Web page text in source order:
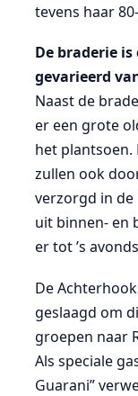
tevens haar
De braderie
gevarieerd
Naast de
er een grote
het plantsoen.
zullen ook
verzorgd in
uit binnen- en
er tot ’s
De
geslaagd om
groepen naar
Als speciale
Guarani”